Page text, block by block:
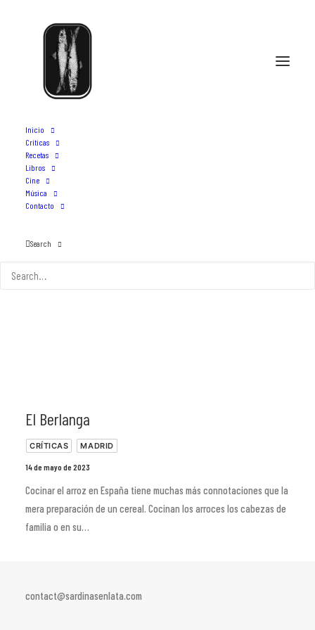
Inicio
Críticas
Recetas
Libros
Cine
Música
Contacto
Search
arroz negro
El Berlanga
CRÍTICAS MADRID
14 de mayo de 2023
Cocinar el arroz en España tiene muchas más connotaciones que la
mera preparación de un cereal. Cocinan los arroces los cabezas de
familia o en su…
contact@sardinasenlata.com